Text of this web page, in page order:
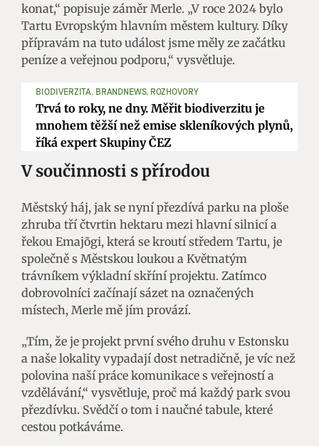
konat,“ popisuje záměr Merle. „V roce 2024 bylo
Tartu Evropským hlavním městem kultury. Díky
přípravám na tuto událost jsme měly ze začátku
peníze a veřejnou podporu,“ vysvětluje.
BIODIVERZITA, BRANDNEWS, ROZHOVORY
Trvá to roky, ne dny. Měřit biodiverzitu je
mnohem těžší než emise skleníkových plynů,
říká expert Skupiny ČEZ
V součinnosti s přírodou
Městský háj, jak se nyní přezdívá parku na ploše
zhruba tří čtvrtin hektaru mezi hlavní silnicí a
řekou Emajõgi, která se kroutí středem Tartu, je
společně s Městskou loukou a Květnatým
trávníkem výkladní skříní projektu. Zatímco
dobrovolníci začínají sázet na označených
místech, Merle mě jím provází.
„Tím, že je projekt první svého druhu v Estonsku
a naše lokality vypadají dost netradičně, je víc než
polovina naší práce komunikace s veřejností a
vzdělávání,“ vysvětluje, proč má každý park svou
přezdívku. Svědčí o tom i naučné tabule, které
cestou potkáváme.